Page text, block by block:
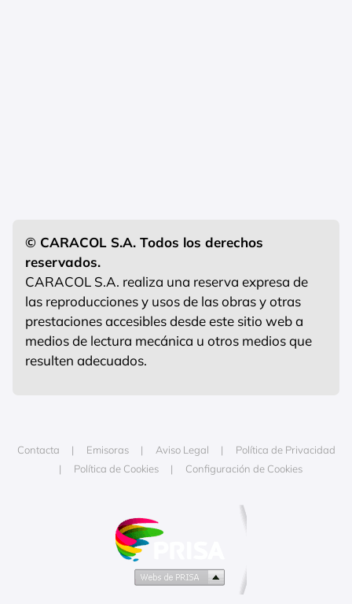
© CARACOL S.A. Todos los derechos
reservados.
CARACOL S.A. realiza una reserva expresa de
las reproducciones y usos de las obras y otras
prestaciones accesibles desde este sitio web a
medios de lectura mecánica u otros medios que
resulten adecuados.
Contacta Emisoras Aviso Legal
Política de Privacidad
Política de Cookies
Configuración de Cookies